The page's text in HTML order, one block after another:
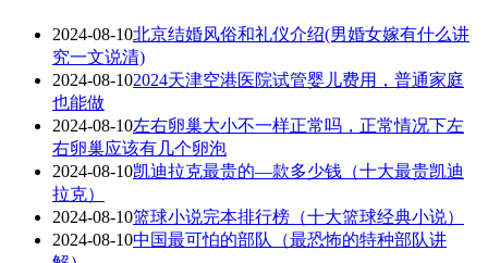
2024-08-10北京结婚风俗和礼仪介绍(男婚女嫁有什么讲
究一文说清)
2024-08-102024天津空港医院试管婴儿费用，普通家庭
也能做
2024-08-10左右卵巢大小不一样正常吗，正常情况下左
右卵巢应该有几个卵泡
2024-08-10凯迪拉克最贵的—款多少钱（十大最贵凯迪
拉克）
2024-08-10篮球小说完本排行榜（十大篮球经典小说）
2024-08-10中国最可怕的部队（最恐怖的特种部队讲